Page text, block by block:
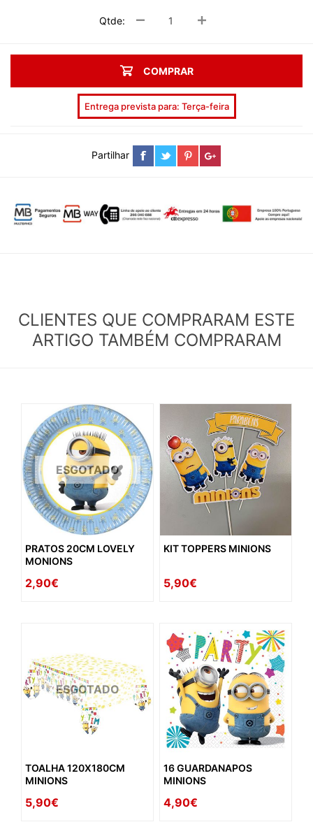
Qtde:
COMPRAR
Entrega prevista para: Terça-feira
Partilhar
CLIENTES QUE COMPRARAM ESTE
ARTIGO TAMBÉM COMPRARAM
ESGOTADO
PRATOS 20CM LOVELY
MONIONS
2,90€
KIT TOPPERS MINIONS
5,90€
ESGOTADO
TOALHA 120X180CM
MINIONS
5,90€
16 GUARDANAPOS
MINIONS
4,90€